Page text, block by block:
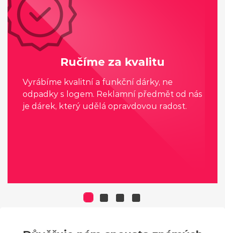
Ručíme za kvalitu
Vyrábíme kvalitní a funkční dárky, ne
odpadky s logem. Reklamní předmět od nás
je dárek, který udělá opravdovou radost.